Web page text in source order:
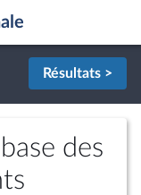
Résultats >
des